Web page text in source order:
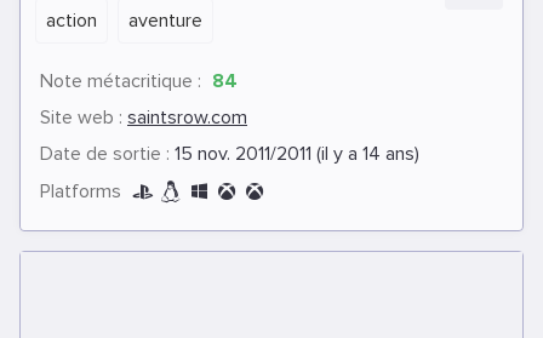
action aventure
Note métacritique : 84
Site web : saintsrow.com
Date de sortie : 15 nov. 2011/2011 (il y a 14 ans)
Platforms